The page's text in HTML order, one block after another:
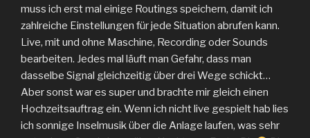
muss ich erst mal einige Routings speichern, damit ich
zahlreiche Einstellungen für jede Situation abrufen kann.
Live, mit und ohne Maschine, Recording oder Sounds
bearbeiten. Jedes mal läuft man Gefahr, dass man
dasselbe Signal gleichzeitig über drei Wege schickt…
Aber sonst war es super und brachte mir gleich einen
Hochzeitsauftrag ein. Wenn ich nicht live gespielt hab lies
ich sonnige Inselmusik über die Anlage laufen, was sehr